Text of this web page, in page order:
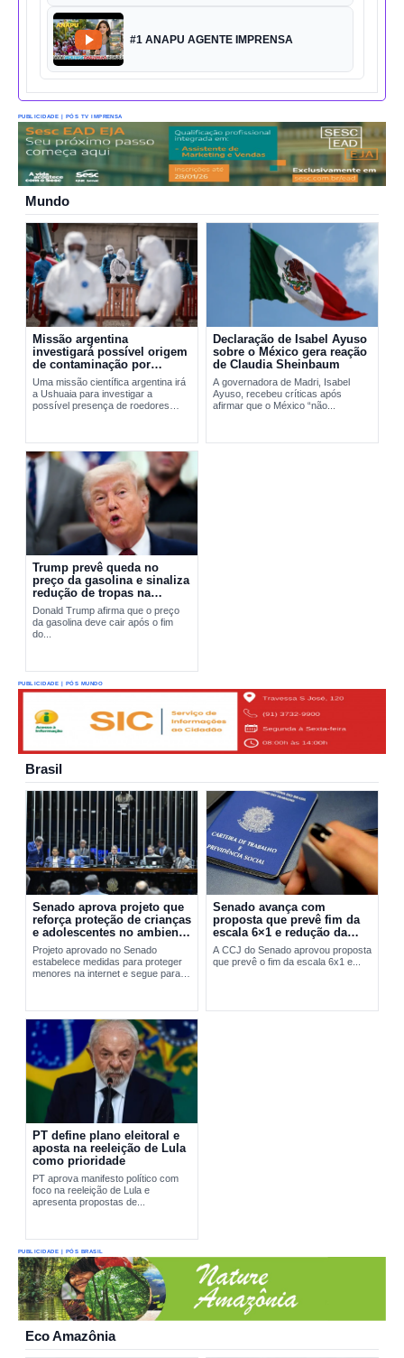
#1 ANAPU AGENTE IMPRENSA
PUBLICIDADE | PÓS TV IMPRENSA
Mundo
Missão argentina
investigará possível origem
de contaminação por
hantavírus em Ushuaia
Uma missão científica argentina irá
a Ushuaia para investigar a
possível presença de roedores
Declaração de Isabel Ayuso
sobre o México gera reação
de Claudia Sheinbaum
A governadora de Madri, Isabel
Ayuso, recebeu críticas após
afirmar que o México “não...
Trump prevê queda no
preço da gasolina e sinaliza
redução de tropas na
Europa
Donald Trump afirma que o preço
da gasolina deve cair após o fim
do...
PUBLICIDADE | PÓS MUNDO
Brasil
Senado aprova projeto que
reforça proteção de crianças
e adolescentes no ambiente
digital
Projeto aprovado no Senado
estabelece medidas para proteger
menores na internet e segue para
Senado avança com
proposta que prevê fim da
escala 6×1 e redução da
jornada de trabalho
A CCJ do Senado aprovou proposta
que prevê o fim da escala 6x1 e...
PT define plano eleitoral e
aposta na reeleição de Lula
como prioridade
PT aprova manifesto político com
foco na reeleição de Lula e
apresenta propostas de...
PUBLICIDADE | PÓS BRASIL
Eco Amazônia